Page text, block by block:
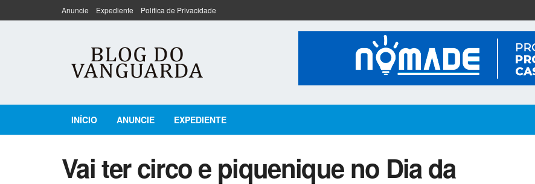
Anuncie Expediente Política de Privacidade
INÍCIO ANUNCIE EXPEDIENTE
Vai ter circo e piquenique no Dia da